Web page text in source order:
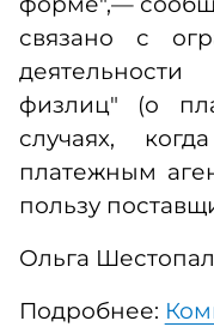
связано с
физлиц" (о
случаях,
платежным
пользу
Ольга Шестопал
Подробнее: